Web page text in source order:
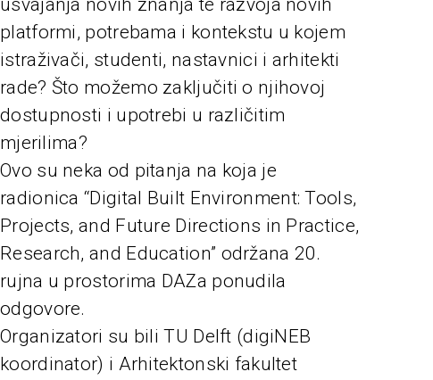
usvajanja novih znanja te razvoja novih
platformi, potrebama i kontekstu u kojem
istraživači, studenti, nastavnici i arhitekti
rade? Što možemo zaključiti o njihovoj
dostupnosti i upotrebi u različitim
mjerilima?
Ovo su neka od pitanja na koja je
radionica “Digital Built Environment: Tools,
Projects, and Future Directions in Practice,
Research, and Education” održana 20.
rujna u prostorima DAZa ponudila
odgovore.
Organizatori su bili TU Delft (digiNEB
koordinator) i Arhitektonski fakultet